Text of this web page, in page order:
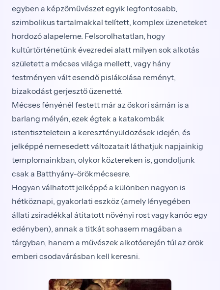
egyben a képzőművészet egyik legfontosabb,
szimbolikus tartalmakkal telített, komplex üzeneteket
hordozó alapeleme. Felsorolhatatlan, hogy
kultúrtörténetünk évezredei alatt milyen sok alkotás
született a mécses világa mellett, vagy hány
festményen vált esendő pislákolása reményt,
bizakodást gerjesztő üzenetté.
Mécses fényénél festett már az őskori sámán is a
barlang mélyén, ezek égtek a katakombák
istentiszteletein a keresztényüldözések idején, és
jelképpé nemesedett változatait láthatjuk napjainkig
templomainkban, olykor köztereken is, gondoljunk
csak a Batthyány-örökmécsesre.
Hogyan válhatott jelképpé a különben nagyon is
hétköznapi, gyakorlati eszköz (amely lényegében
állati zsiradékkal átitatott növényi rost vagy kanóc egy
edényben), annak a titkát sohasem magában a
tárgyban, hanem a művészek alkotóerején túl az örök
emberi csodavárásban kell keresni.